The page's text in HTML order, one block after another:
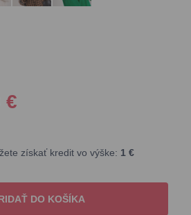
€
získať kredit vo výške: 1 €
DO KOŠÍKA